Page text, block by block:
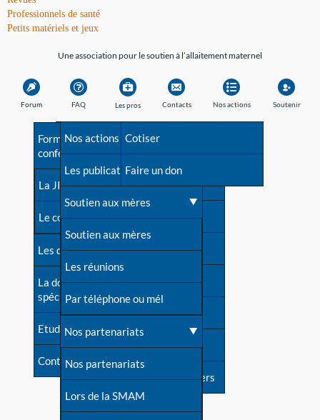
Professionnels de santé
Petits matériels et jeux
Une association pour le soutien à l’allaitement maternel
Forum FAQ
Avant la naissance
Les débuts
Une difficulté d'allaitement ?
Cas particuliers
Mythes et vérités
Devenir animatrice ?
Une question sur le site
Les pros
Formations et
conférences
La JIA
Le congrès
Les dossiers de l'allaitement
La documentation
spécialisée
Etudes récentes
Contact
Contacts
Besoin d'aide?
Répertoire de tous les
contacts
Contact presse
Dossier de presse
Soutenir LLL
Livre d'or
Forum
S'inscrire à nos newsletters
Nos actions
Nos actions
Les publications
Soutien aux mères
Soutien aux mères
Les réunions
Par téléphone ou mél
Nos partenariats
Nos partenariats
Lors de la SMAM
Soutenir
Cotiser
Faire un don